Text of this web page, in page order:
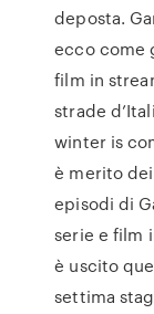
deposta.
ecco come
film in
strade
winter is
è merito
episodi di
serie e film
è uscito
settima